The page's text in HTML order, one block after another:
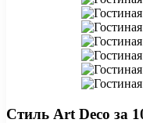
Стиль Art Deco за